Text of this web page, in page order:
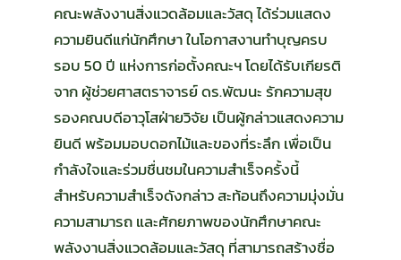
คณะพลังงานสิ่งแวดล้อมและวัสดุ ได้ร่วมแสดง
ความยินดีแก่นักศึกษา ในโอกาสงานทำบุญครบ
รอบ 50 ปี แห่งการก่อตั้งคณะฯ โดยได้รับเกียรติ
จาก ผู้ช่วยศาสตราจารย์ ดร.พัฒนะ รักความสุข
รองคณบดีอาวุโสฝ่ายวิจัย เป็นผู้กล่าวแสดงความ
ยินดี พร้อมมอบดอกไม้และของที่ระลึก เพื่อเป็น
กำลังใจและร่วมชื่นชมในความสำเร็จครั้งนี้
สำหรับความสำเร็จดังกล่าว สะท้อนถึงความมุ่งมั่น
ความสามารถ และศักยภาพของนักศึกษาคณะ
พลังงานสิ่งแวดล้อมและวัสดุ ที่สามารถสร้างชื่อ